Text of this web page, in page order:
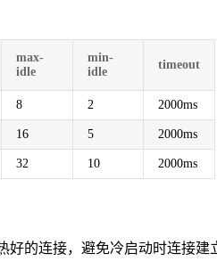
max-
idle
min-
idle
timeout
8 2 2000ms
16 5 2000ms
32 10 2000ms
好的连接，避免冷启动时连接建